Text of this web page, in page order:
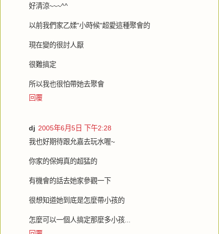
好清涼~~~^^
以前我們家乙媃"小時候"超愛這種聚會的
現在變的很討人厭
很難搞定
所以我也很怕帶她去聚會
回覆
dj 2005年6月5日 下午2:28
我也好期待跟允嘉去玩水喔~
你家的保姆真的超猛的
有機會的話去她家參觀一下
很想知道她到底是怎麼帶小孩的
怎麼可以一個人搞定那麼多小孩...